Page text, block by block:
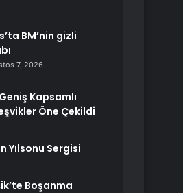
BM’nin gizli
7, 2026
Kapsamlı
Öne Çekildi
Yılsonu Sergisi
Boşanma